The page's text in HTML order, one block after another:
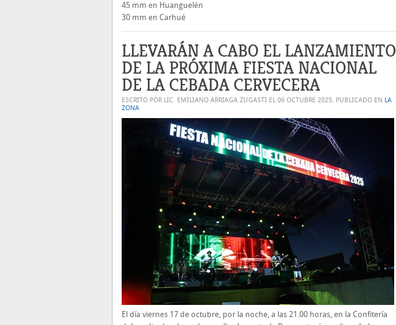
45 mm en Huanguelén
30 mm en Carhué
LLEVARÁN A CABO EL LANZAMIENTO
DE LA PRÓXIMA FIESTA NACIONAL
DE LA CEBADA CERVECERA
ESCRITO POR LIC. EMILIANO ARRIAGA ZUGASTI EL 06 OCTUBRE 2025. PUBLICADO EN LA
ZONA
El día viernes 17 de octubre, por la noche, a las 21.00 horas, en la Confitería